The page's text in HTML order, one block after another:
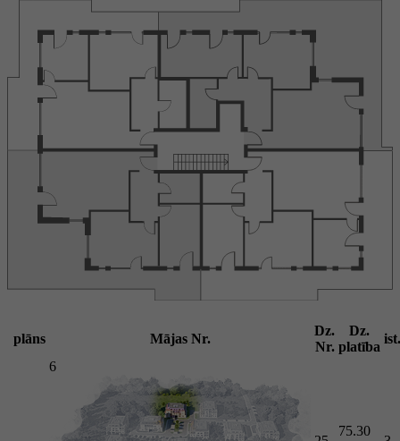
plāns Mājas Nr.
Dz.
Nr.
Dz.
platība
ist.
6
75.30